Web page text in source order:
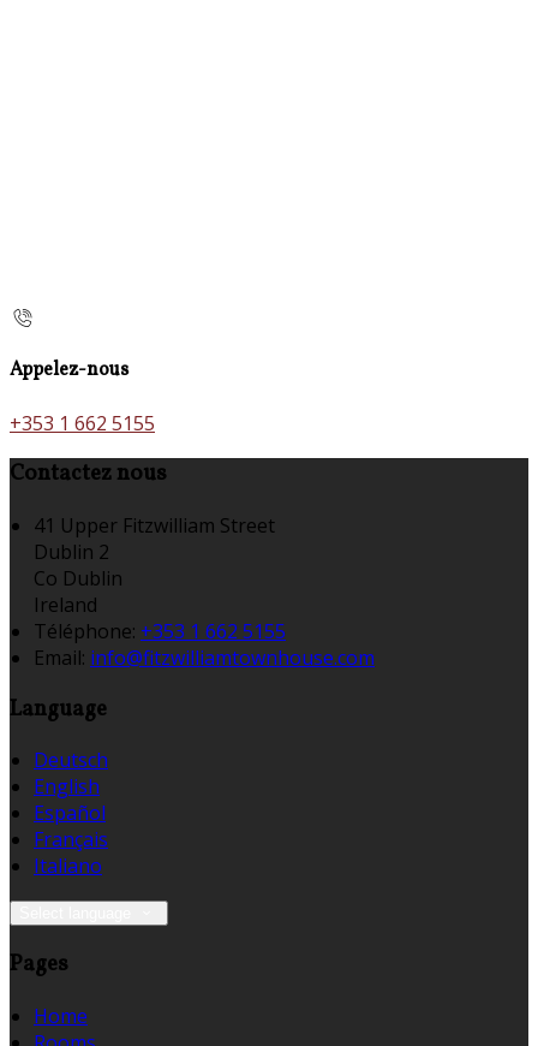
Appelez-nous
+353 1 662 5155
Contactez nous
41 Upper Fitzwilliam Street
Dublin 2
Co Dublin
Ireland
Téléphone: +353 1 662 5155
Email: info@fitzwilliamtownhouse.com
Language
Deutsch
English
Español
Français
Italiano
Pages
Home